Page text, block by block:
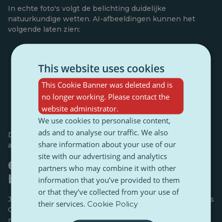
In echte foto's volgt de belichting duidelijke
natuurkundige wetten. AI-afbeeldingen kunnen het
volgende laten zien:
Verlichting die niet bij de scène past.
Reflecties die niet overeenkomen met
lichtbronnen
Deze inconsistenties kunnen erop wijzen dat de
afbeelding kunstmatig is gecreëerd.
6. Gebruik de omgekeerde
beeldzoekfunctie
Je kunt de afbeelding uploaden naar zoekmachines zoals
Google Afbeeldingen of TinEye. Als de afbeelding
nergens anders online voorkomt of alleen op websites
This website uses cookies
This Cookie Banner was deleted and is
no longer working. Please contact the
website administrator.
We use cookies to personalise content,
ads and to analyse our traffic. We also
share information about your use of our
site with our advertising and analytics
partners who may combine it with other
information that you’ve provided to them
or that they’ve collected from your use of
their services. Cookie Policy